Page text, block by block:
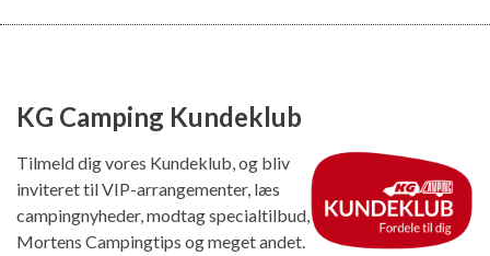
KG Camping Kundeklub
Tilmeld dig vores Kundeklub, og bliv
inviteret til VIP-arrangementer, læs
campingnyheder, modtag specialtilbud,
Mortens Campingtips og meget andet.